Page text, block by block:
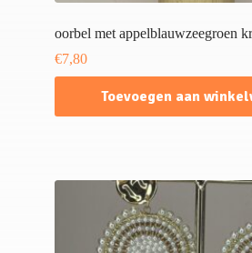
oorbel met appelblauwzeegroen
€7,80
Toevoegen aan